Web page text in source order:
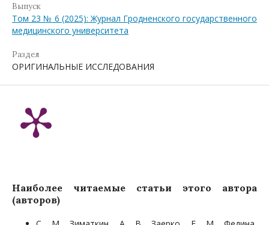
Выпуск
Том 23 № 6 (2025): Журнал Гродненского государственного
медицинского университета
Раздел
ОРИГИНАЛЬНЫЕ ИССЛЕДОВАНИЯ
Наиболее читаемые статьи этого автора
(авторов)